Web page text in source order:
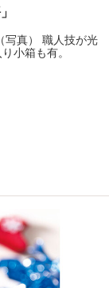
写真） 職人技が光
小箱も有。